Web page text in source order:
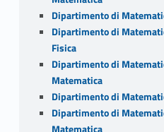
Dipartimento di
Dipartimento di
Fisica
Dipartimento di
Matematica
Dipartimento di
Dipartimento di